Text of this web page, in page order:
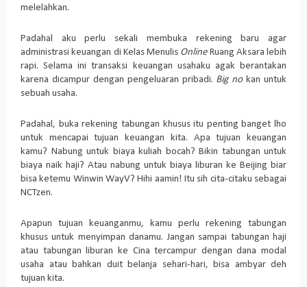
melelahkan.
Padahal aku perlu sekali membuka rekening baru agar
administrasi keuangan di Kelas Menulis OnlineRuang Aksara lebih
rapi. Selama ini transaksi keuangan usahaku agak berantakan
karena dicampur dengan pengeluaran pribadi. Big nokan untuk
sebuah usaha.
Padahal, buka rekening tabungan khusus itu penting banget lho
untuk mencapai tujuan keuangan kita. Apa tujuan keuangan
kamu? Nabung untuk biaya kuliah bocah? Bikin tabungan untuk
biaya naik haji? Atau nabung untuk biaya liburan ke Beijing biar
bisa ketemu Winwin WayV? Hihi aamin! Itu sih cita-citaku sebagai
NCTzen.
Apapun tujuan keuanganmu, kamu perlu rekening tabungan
khusus untuk menyimpan danamu. Jangan sampai tabungan haji
atau tabungan liburan ke Cina tercampur dengan dana modal
usaha atau bahkan duit belanja sehari-hari, bisa ambyar deh
tujuan kita.